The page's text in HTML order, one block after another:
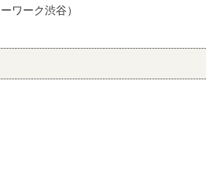
ワーク渋谷）